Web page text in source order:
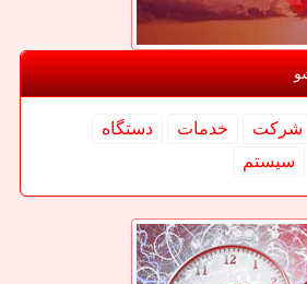
شركت خدمات
دستگاه
سیستم